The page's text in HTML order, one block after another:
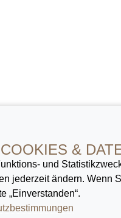
&
und
jederzeit ändern. Wenn
„Einverstanden“.